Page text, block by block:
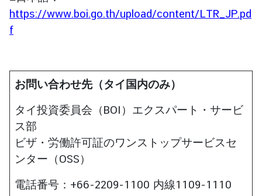
ュ
https://www.boi.go.th/upload/content/LTR_JP.pd
f
お問い合わせ先（タイ国内のみ）
タイ投資委員会（BOI）エクスパート・サービ
ス部
ビザ・労働許可証のワンストップサービスセ
ンター（OSS）
電話番号：+66-2209-1100 内線1109-1110